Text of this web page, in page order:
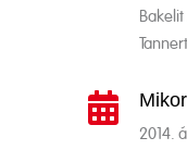

2014.